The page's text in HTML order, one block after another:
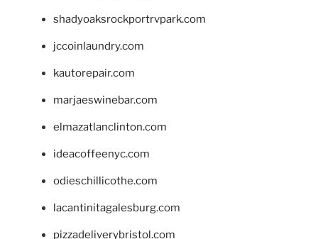
shadyoaksrockportrvpark.com
jccoinlaundry.com
kautorepair.com
marjaeswinebar.com
elmazatlanclinton.com
ideacoffeenyc.com
odieschillicothe.com
lacantinitagalesburg.com
pizzadeliverybristol.com